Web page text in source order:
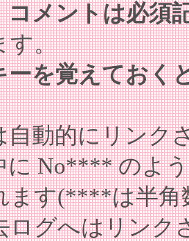
コメントは必須
す。
ーを覚えておく
自動的にリンク
に No**** のよ
ます(****は半角
ログへはリンク